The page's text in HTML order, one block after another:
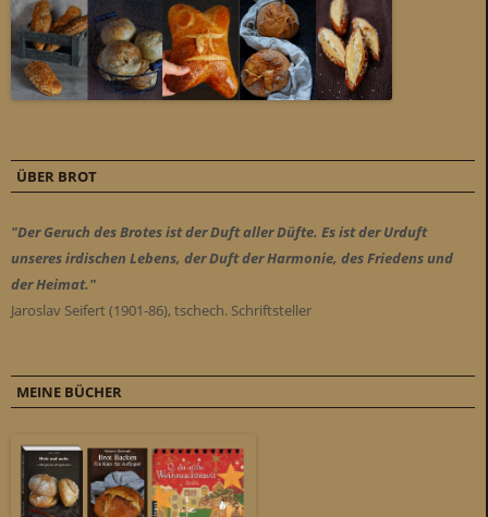
ÜBER BROT
"Der Geruch des Brotes ist der Duft aller Düfte. Es ist der Urduft
unseres irdischen Lebens, der Duft der Harmonie, des Friedens und
der Heimat."
Jaroslav Seifert (1901-86), tschech. Schriftsteller
MEINE BÜCHER